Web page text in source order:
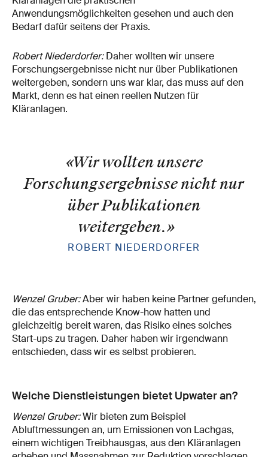
Anwendungsmöglichkeiten gesehen und auch den
Bedarf dafür seitens der Praxis.
Robert Niederdorfer:Daher wollten wir unsere
Forschungsergebnisse nicht nur über Publikationen
weitergeben, sondern uns war klar, das muss auf den
Markt, denn es hat einen reellen Nutzen für
Kläranlagen.
«Wir wollten unsere
Forschungsergebnisse nicht nur
über Publikationen
weitergeben.»
ROBERT NIEDERDORFER
Wenzel Gruber:Aber wir haben keine Partner gefunden,
die das entsprechende Know-how hatten und
gleichzeitig bereit waren, das Risiko eines solches
Start-ups zu tragen. Daher haben wir irgendwann
entschieden, dass wir es selbst probieren.
Welche Dienstleistungen bietet Upwater an?
Wenzel Gruber:Wir bieten zum Beispiel
Abluftmessungen an, um Emissionen von Lachgas,
einem wichtigen Treibhausgas, aus den Kläranlagen